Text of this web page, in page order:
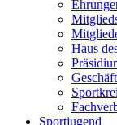
Haus
Sportjugend